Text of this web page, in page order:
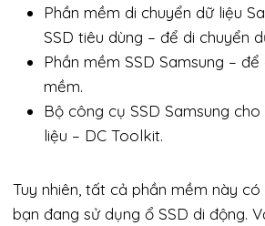
Phần mềm di chuyển dữ liệu
SSD tiêu dùng – để di chuyển
Phần mềm SSD Samsung –
mềm.
Bộ công cụ SSD Samsung
liệu – DC Toolkit.
Tuy nhiên, tất cả phần mềm này
bạn đang sử dụng ổ SSD di động.